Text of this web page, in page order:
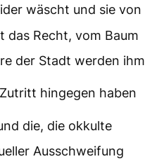
wäscht und sie von
das Recht, vom Baum
der Stadt werden ihm
hingegen haben
die, die okkulte
Ausschweifung